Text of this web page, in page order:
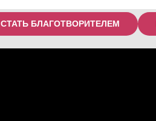
СТАТЬ БЛАГОТВОРИТЕЛЕМ